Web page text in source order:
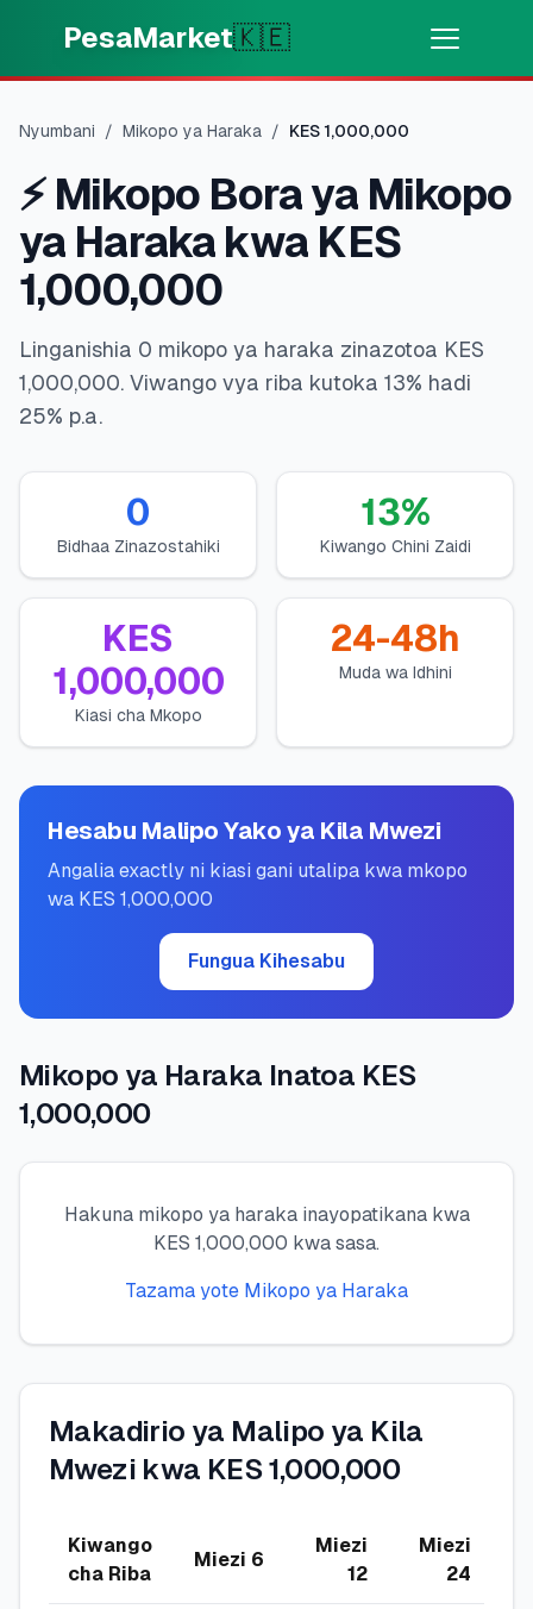
PesaMarket🇰🇪
⚡Pata pesa kwa dakika
MOTO
🌍 CHAGUA NCHI
🇰🇪 Kenya
🎯
💰Mikopo ya Kibinafsi
🏢Mikopo ya Biashara
🏦Akaunti za Akiba
🛠️ZANA NA RASILIMALI
🔐Hazina ya Mikopo
Tuma Pesa
🧮Vikokotoo
KAMPUNI
ℹ️Kuhusu Sisi
🎯Tafuta Mkopo Wako Bora
Nyumbani / Mikopo ya Haraka / KES 1,000,000
⚡ Mikopo Bora ya Mikopo
ya Haraka kwa KES
1,000,000
Linganishia 0 mikopo ya haraka zinazotoa KES
1,000,000. Viwango vya riba kutoka 13% hadi
25% p.a.
0
Bidhaa Zinazostahiki
13%
Kiwango Chini Zaidi
KES
1,000,000
Kiasi cha Mkopo
24-48h
Muda wa Idhini
Hesabu Malipo Yako ya Kila Mwezi
Angalia exactly ni kiasi gani utalipa kwa mkopo
wa KES 1,000,000
Fungua Kihesabu
Mikopo ya Haraka Inatoa KES
1,000,000
Hakuna mikopo ya haraka inayopatikana kwa
KES 1,000,000 kwa sasa.
Tazama yote Mikopo ya Haraka
Makadirio ya Malipo ya Kila
Mwezi kwa KES 1,000,000
Kiwango
cha Riba
Miezi 6
Miezi
12
Miezi
24